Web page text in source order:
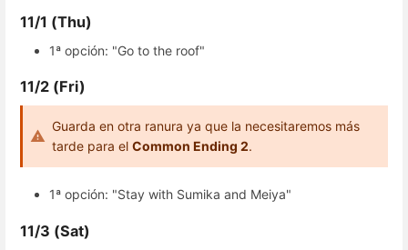
11/1 (Thu)
1ª opción: "Go to the roof"
11/2 (Fri)
Guarda en otra ranura ya que la necesitaremos más
tarde para el Common Ending 2.
1ª opción: "Stay with Sumika and Meiya"
11/3 (Sat)